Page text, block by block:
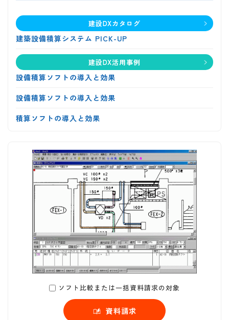
建設DXカタログ
建築設備積算システム PICK-UP
建設DX活用事例
設備積算ソフトの導入と効果
設備積算ソフトの導入と効果
積算ソフトの導入と効果
ソフト比較または一括資料請求の対象
資料請求